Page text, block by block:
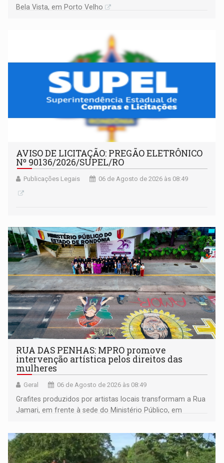
Bela Vista, em Porto Velho
AVISO DE LICITAÇÃO: PREGÃO ELETRÔNICO
Nº 90136/2026/SUPEL/RO
Publicações Legais 06 de Agosto de 2026 às 08:49
RUA DAS PENHAS: MPRO promove
intervenção artística pelos direitos das
mulheres
Geral 06 de Agosto de 2026 às 08:49
Grafites produzidos por artistas locais transformam a Rua
Jamari, em frente à sede do Ministério Público, em
da Penha e o enfrentamento à violência